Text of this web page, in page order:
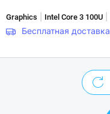
Graphics Intel Core 3 100U
Бесплатная доставка